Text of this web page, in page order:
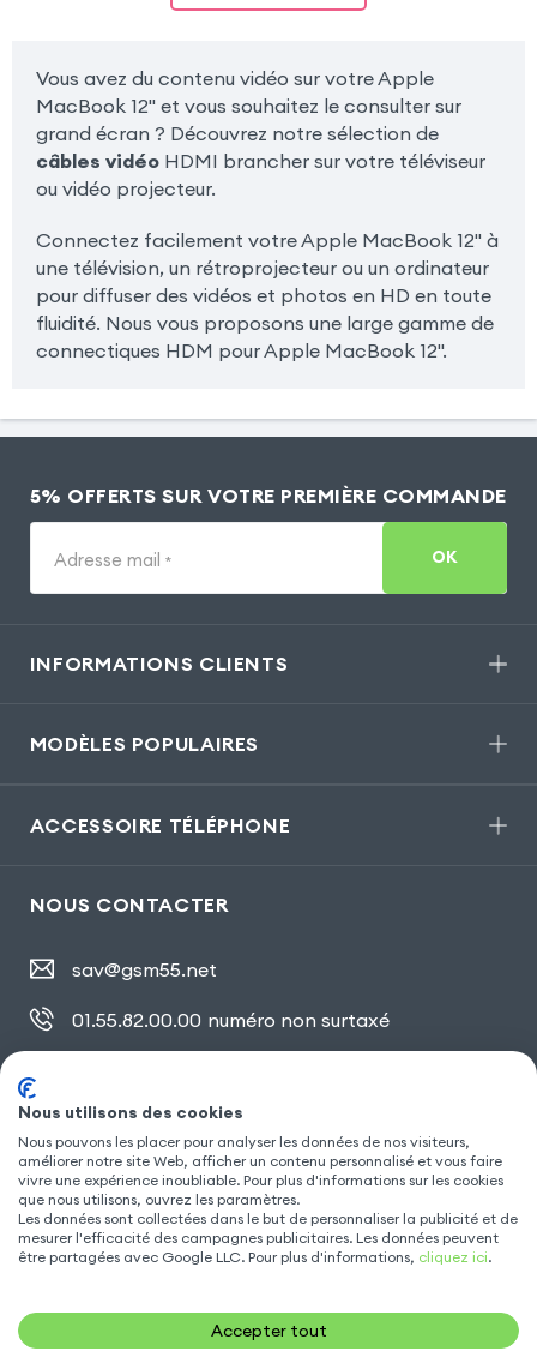
Vous avez du contenu vidéo sur votre Apple
MacBook 12'' et vous souhaitez le consulter sur
grand écran ? Découvrez notre sélection de
câbles vidéoHDMI brancher sur votre téléviseur
ou vidéo projecteur.
Connectez facilement votre Apple MacBook 12'' à
une télévision, un rétroprojecteur ou un ordinateur
pour diffuser des vidéos et photos en HD en toute
fluidité. Nous vous proposons une large gamme de
connectiques HDM pour Apple MacBook 12''.
5% OFFERTS SUR VOTRE PREMIÈRE COMMANDE
Adresse mail * OK
INFORMATIONS CLIENTS
MODÈLES POPULAIRES
ACCESSOIRE TÉLÉPHONE
NOUS CONTACTER
sav@gsm55.net
01.55.82.00.00 numéro non surtaxé
SUIVEZ NOUS
Nous utilisons des cookies
Nous pouvons les placer pour analyser les données de nos visiteurs,
améliorer notre site Web, afficher un contenu personnalisé et vous faire
vivre une expérience inoubliable. Pour plus d'informations sur les cookies
que nous utilisons, ouvrez les paramètres.
Les données sont collectées dans le but de personnaliser la publicité et de
mesurer l'efficacité des campagnes publicitaires. Les données peuvent
être partagées avec Google LLC. Pour plus d'informations, cliquez ici.
Accepter tout